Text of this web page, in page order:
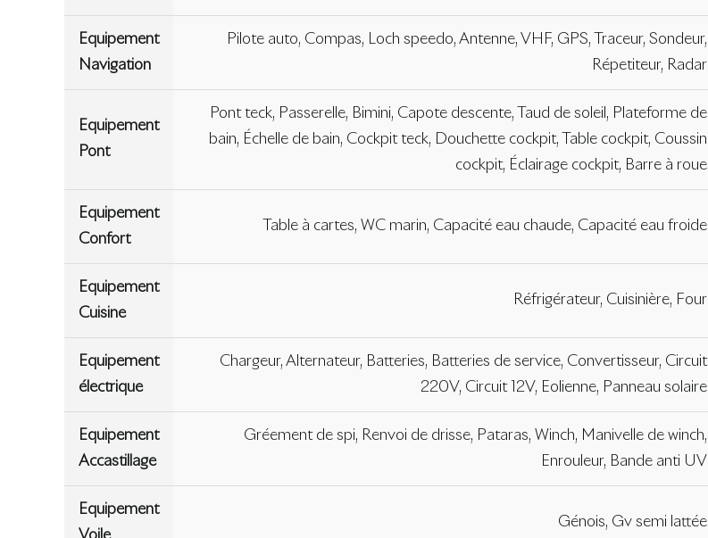
Equipement
Navigation
Pilote auto, Compas, Loch speedo, Antenne, VHF, GPS, Traceur, Sondeur,
Répetiteur, Radar
Equipement
Pont
Pont teck, Passerelle, Bimini, Capote descente, Taud de soleil, Plateforme de
bain, Échelle de bain, Cockpit teck, Douchette cockpit, Table cockpit, Coussin
cockpit, Éclairage cockpit, Barre à roue
Equipement
Confort
Table à cartes, WC marin, Capacité eau chaude, Capacité eau froide
Equipement
Cuisine
Réfrigérateur, Cuisinière, Four
Equipement
électrique
Chargeur, Alternateur, Batteries, Batteries de service, Convertisseur, Circuit
220V, Circuit 12V, Eolienne, Panneau solaire
Equipement
Accastillage
Gréement de spi, Renvoi de drisse, Pataras, Winch, Manivelle de winch,
Enrouleur, Bande anti UV
Equipement
Génois, Gv semi lattée